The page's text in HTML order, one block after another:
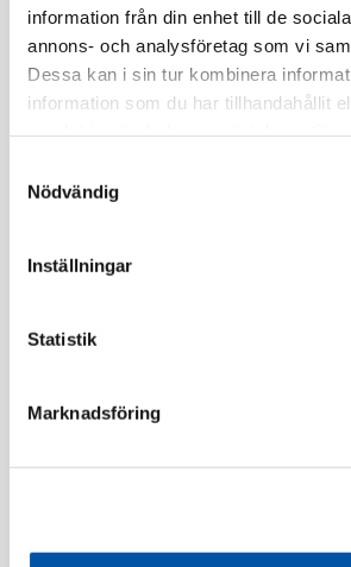
information från din enhet till de
annons- och analysföretag som vi
Dessa kan i sin tur kombinera
information som du har tillhandahållit
Nödvändig
Inställningar
Statistik
Marknadsföring
Beskrivning
Specifikation
84x84mm rv